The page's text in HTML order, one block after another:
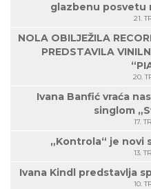
glazbenu posvetu
21.
NOLA OBILJEŽILA
PREDSTAVILA
20.
Ivana Banfić vraća
singlom
17.
„Kontrola“ je novi
13.
Ivana Kindl predstavlja
10.